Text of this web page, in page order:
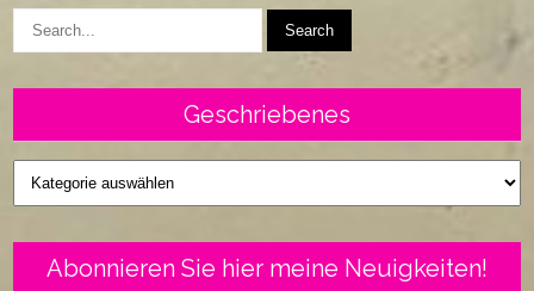
Geschriebenes
Geschriebenes
Abonnieren Sie hier meine Neuigkeiten!